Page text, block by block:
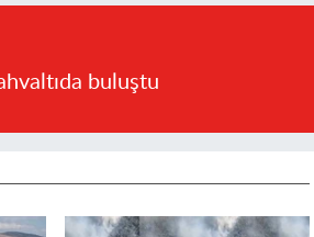
buluştu